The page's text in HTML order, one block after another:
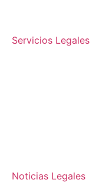
Servicios Legales
Noticias Legales